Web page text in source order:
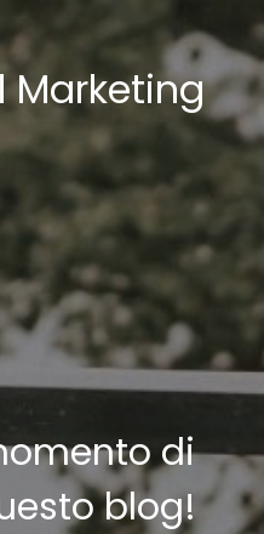
Marketing
di
blog!